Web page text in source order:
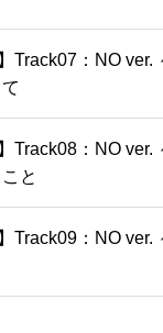
Track07：NO
Track08：NO ver.
と
Track09：NO